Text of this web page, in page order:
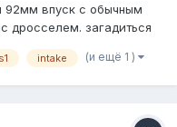
92мм впуск с обычным
дросселем. загадиться
дядька. Именно
intake (и ещё 1 )